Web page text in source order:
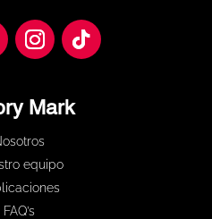
Mark
equipo